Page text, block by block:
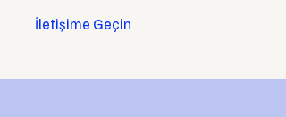
İletişime Geçin